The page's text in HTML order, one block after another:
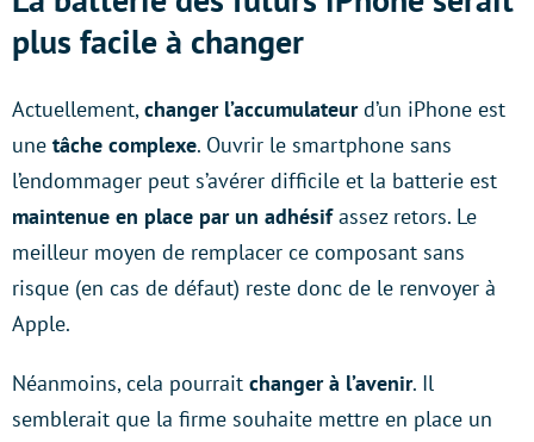
plus facile à changer
Actuellement,changer l’accumulateurd’un iPhone est
une tâche complexe. Ouvrir le smartphone sans
l’endommager peut s’avérer difficile et la batterie est
maintenue en place par un adhésifassez retors. Le
meilleur moyen de remplacer ce composant sans
risque (en cas de défaut) reste donc de le renvoyer à
Apple.
Néanmoins, cela pourrait changer à l’avenir. Il
semblerait que la firme souhaite mettre en place un